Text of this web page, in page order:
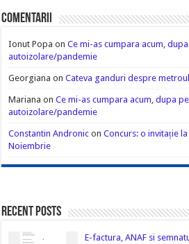
Comentarii
Ionut Popa onCe mi-as cumpara acum,
autoizolare/pandemie
Georgiana onCateva ganduri despre
Mariana onCe mi-as cumpara acum, dupa
autoizolare/pandemie
Constantin Andronic onConcurs: o invitație
Noiembrie
Recent Posts
E-factura, ANAF si